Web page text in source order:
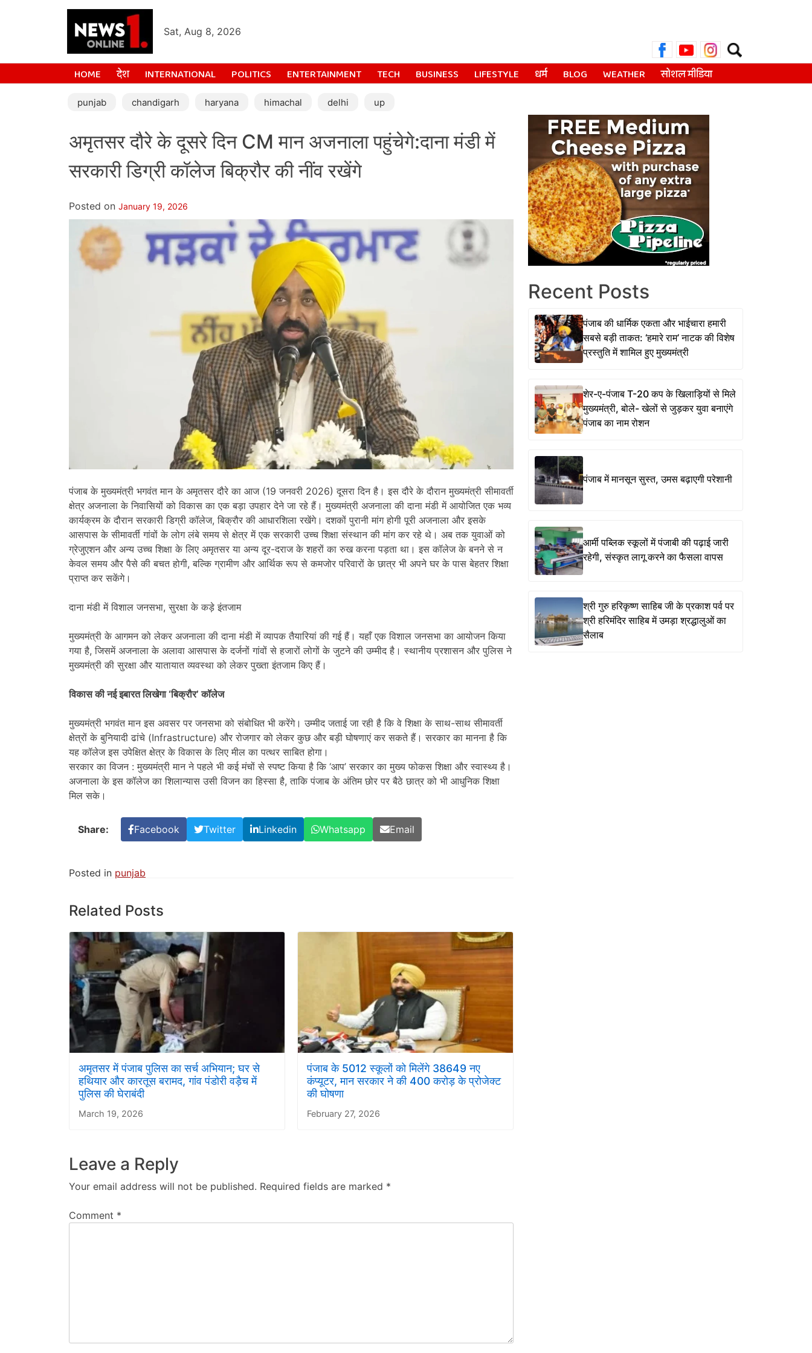
Sat, Aug 8, 2026
Search
for:
HOME देश INTERNATIONAL POLITICS ENTERTAINMENT TECH BUSINESS LIFESTYLE धर्म BLOG WEATHER सोशल मीडिया
punjab chandigarh haryana himachal delhi up
अमृतसर दौरे के दूसरे दिन CM मान अजनाला पहुंचेगे:दाना मंडी में
सरकारी डिग्री कॉलेज बिक्रौर की नींव रखेंगे
Posted on January 19, 2026
पंजाब के मुख्यमंत्री भगवंत मान के अमृतसर दौरे का आज (19 जनवरी 2026) दूसरा दिन है। इस दौरे के दौरान मुख्यमंत्री सीमावर्ती
क्षेत्र अजनाला के निवासियों को विकास का एक बड़ा उपहार देने जा रहे हैं। मुख्यमंत्री अजनाला की दाना मंडी में आयोजित एक भव्य
कार्यक्रम के दौरान सरकारी डिग्री कॉलेज, बिक्रौर की आधारशिला रखेंगे। दशकों पुरानी मांग होगी पूरी अजनाला और इसके
आसपास के सीमावर्ती गांवों के लोग लंबे समय से क्षेत्र में एक सरकारी उच्च शिक्षा संस्थान की मांग कर रहे थे। अब तक युवाओं को
ग्रेजुएशन और अन्य उच्च शिक्षा के लिए अमृतसर या अन्य दूर-दराज के शहरों का रुख करना पड़ता था। इस कॉलेज के बनने से न
केवल समय और पैसे की बचत होगी, बल्कि ग्रामीण और आर्थिक रूप से कमजोर परिवारों के छात्र भी अपने घर के पास बेहतर शिक्षा
प्राप्त कर सकेंगे।
दाना मंडी में विशाल जनसभा, सुरक्षा के कड़े इंतजाम
मुख्यमंत्री के आगमन को लेकर अजनाला की दाना मंडी में व्यापक तैयारियां की गई हैं। यहाँ एक विशाल जनसभा का आयोजन किया
गया है, जिसमें अजनाला के अलावा आसपास के दर्जनों गांवों से हजारों लोगों के जुटने की उम्मीद है। स्थानीय प्रशासन और पुलिस ने
मुख्यमंत्री की सुरक्षा और यातायात व्यवस्था को लेकर पुख्ता इंतजाम किए हैं।
विकास की नई इबारत लिखेगा ‘बिक्रौर’ कॉलेज
मुख्यमंत्री भगवंत मान इस अवसर पर जनसभा को संबोधित भी करेंगे। उम्मीद जताई जा रही है कि वे शिक्षा के साथ-साथ सीमावर्ती
क्षेत्रों के बुनियादी ढांचे (Infrastructure) और रोजगार को लेकर कुछ और बड़ी घोषणाएं कर सकते हैं। सरकार का मानना है कि
यह कॉलेज इस उपेक्षित क्षेत्र के विकास के लिए मील का पत्थर साबित होगा।
सरकार का विजन : मुख्यमंत्री मान ने पहले भी कई मंचों से स्पष्ट किया है कि ‘आप’ सरकार का मुख्य फोकस शिक्षा और स्वास्थ्य है।
अजनाला के इस कॉलेज का शिलान्यास उसी विजन का हिस्सा है, ताकि पंजाब के अंतिम छोर पर बैठे छात्र को भी आधुनिक शिक्षा
मिल सके।
Share: Facebook Twitter Linkedin Whatsapp Email
Posted in punjab
Related Posts
अमृतसर में पंजाब पुलिस का सर्च अभियान; घर से
हथियार और कारतूस बरामद, गांव पंडोरी वड़ैच में
पुलिस की घेराबंदी
March 19, 2026
पंजाब के 5012 स्कूलों को मिलेंगे 38649 नए
कंप्यूटर, मान सरकार ने की 400 करोड़ के प्रोजेक्ट
की घोषणा
February 27, 2026
Leave a Reply
Your email address will not be published. Required fields are marked *
Comment *
Recent Posts
पंजाब की धार्मिक एकता और भाईचारा हमारी
सबसे बड़ी ताकत: ‘हमारे राम’ नाटक की विशेष
प्रस्तुति में शामिल हुए मुख्यमंत्री
शेर-ए-पंजाब T-20 कप के खिलाड़ियों से मिले
मुख्यमंत्री, बोले- खेलों से जुड़कर युवा बनाएंगे
पंजाब का नाम रोशन
पंजाब में मानसून सुस्त, उमस बढ़ाएगी परेशानी
आर्मी पब्लिक स्कूलों में पंजाबी की पढ़ाई जारी
रहेगी, संस्कृत लागू करने का फैसला वापस
श्री गुरु हरिकृष्ण साहिब जी के प्रकाश पर्व पर
श्री हरिमंदिर साहिब में उमड़ा श्रद्धालुओं का
सैलाब